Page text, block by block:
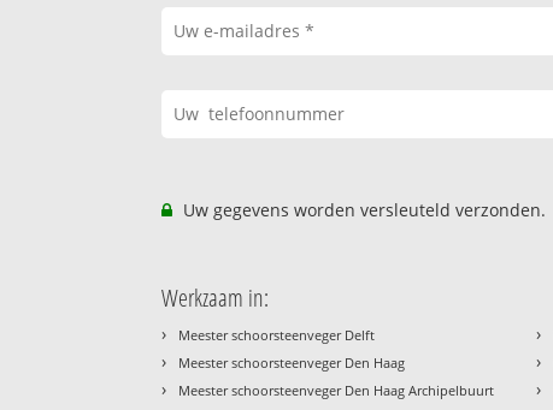
Uw gegevens worden versleuteld verzonden.
Werkzaam in:
› Meester schoorsteenveger Delft
› Meester schoorsteenveger Den Haag
› Meester schoorsteenveger Den Haag Archipelbuurt
›
›
›